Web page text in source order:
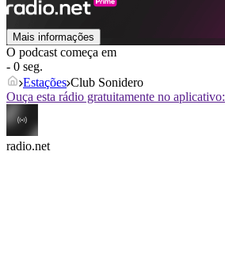
Mais informações
O podcast começa em
- 0 seg.
Estações Club Sonidero
Ouça esta rádio gratuitamente no aplicativo:
radio.net